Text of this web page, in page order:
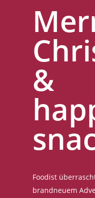
&
Foodist
brandneuem